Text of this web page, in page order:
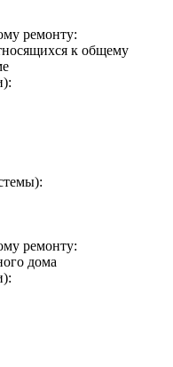
ремонту:
к общему
ремонту:
дома